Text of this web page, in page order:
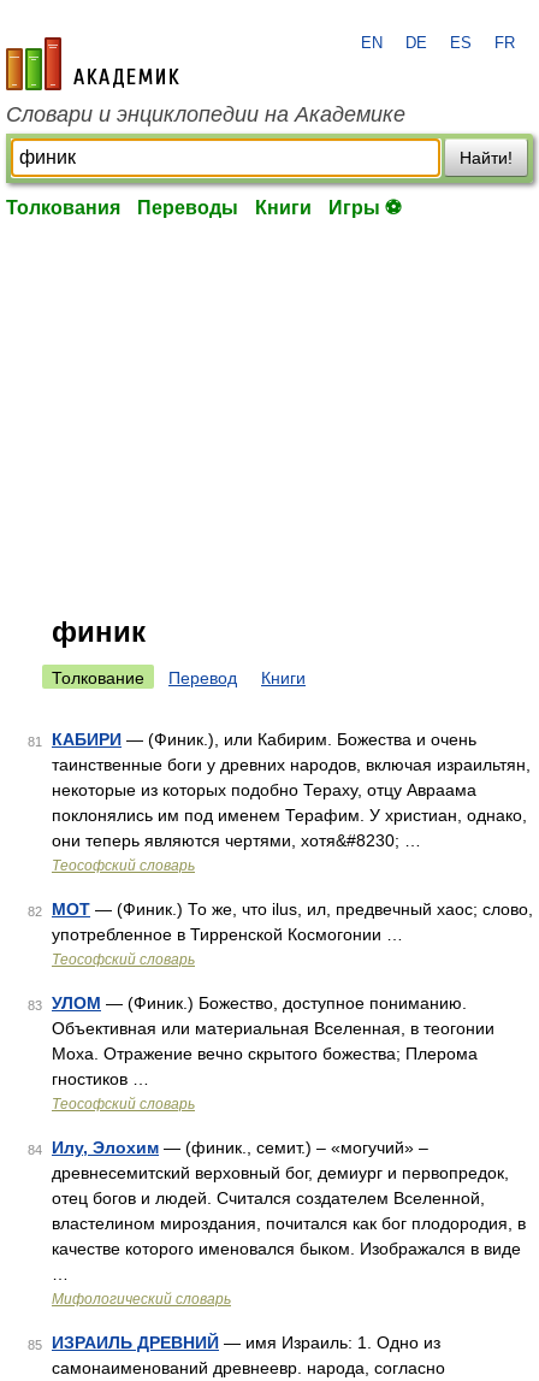
academic.ru
EN DE ES FR
Словари и энциклопедии на Академике
Найти!
Толкования Переводы Книги Игры ⚽
финик
Толкование Перевод Книги
81 КАБИРИ — (Финик.), или Кабирим. Божества и очень
таинственные боги у древних народов, включая израильтян,
некоторые из которых подобно Тераху, отцу Авраама
поклонялись им под именем Терафим. У христиан, однако,
они теперь являются чертями, хотя&#8230; …
Теософский словарь
82 МОТ — (Финик.) То же, что ilus, ил, предвечный хаос; слово,
употребленное в Тирренской Космогонии …
Теософский словарь
83 УЛОМ — (Финик.) Божество, доступное пониманию.
Объективная или материальная Вселенная, в теогонии
Моха. Отражение вечно скрытого божества; Плерома
гностиков …
Теософский словарь
84 Илу, Элохим — (финик., семит.) – «могучий» –
древнесемитский верховный бог, демиург и первопредок,
отец богов и людей. Считался создателем Вселенной,
властелином мироздания, почитался как бог плодородия, в
качестве которого именовался быком. Изображался в виде
Мифологический словарь
85 ИЗРАИЛЬ ДРЕВНИЙ — имя Израиль: 1. Одно из
самонаименований древнеевр. народа, согласно